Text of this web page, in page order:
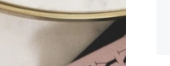
小学生向けの10分で終わる自由研究！
簡単で面白い自由研究を学年別に紹介